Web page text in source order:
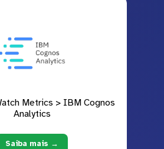
Metrics > IBM Cognos
Analytics
Saiba mais →